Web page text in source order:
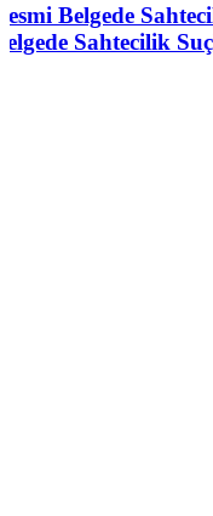
Belgede
Sahtecilik